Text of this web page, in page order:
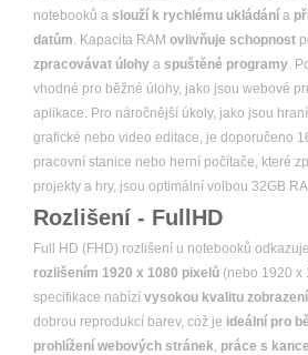
notebooků a slouží k rychlému ukládání a
datům. Kapacita RAM ovlivňuje schopnost
zpracovávat úlohy a spuštěné programy.
vhodné pro běžné úlohy, jako jsou webové
aplikace. Pro náročnější úkoly, jako jsou
grafické nebo video editace, je doporučeno
pracovní stanice nebo herní počítače, které
projekty a hry, jsou optimální volbou 32GB
Rozlišení - FullHD
Full HD (FHD) rozlišení u notebooků
rozlišením 1920 x 1080 pixelů (nebo 1920 x
specifikace nabízí vysokou kvalitu
dobrou reprodukcí barev, což je ideální pro
prohlížení webových stránek, práce s